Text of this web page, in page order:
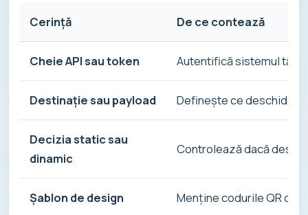
Cerință De ce contează
Cheie API sau token Autentifică sistemul tău
Destinație sau payload Definește ce deschide
Decizia static sau
dinamic
Controlează dacă
Șablon de design Menține codurile QR